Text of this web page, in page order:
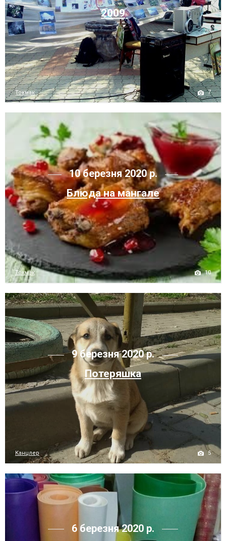
2009
Токмак 7
10 березня 2020 р.
Блюда на мангале
Токмак 10
9 березня 2020 р.
Потеряшка
Канцлер 5
6 березня 2020 р.